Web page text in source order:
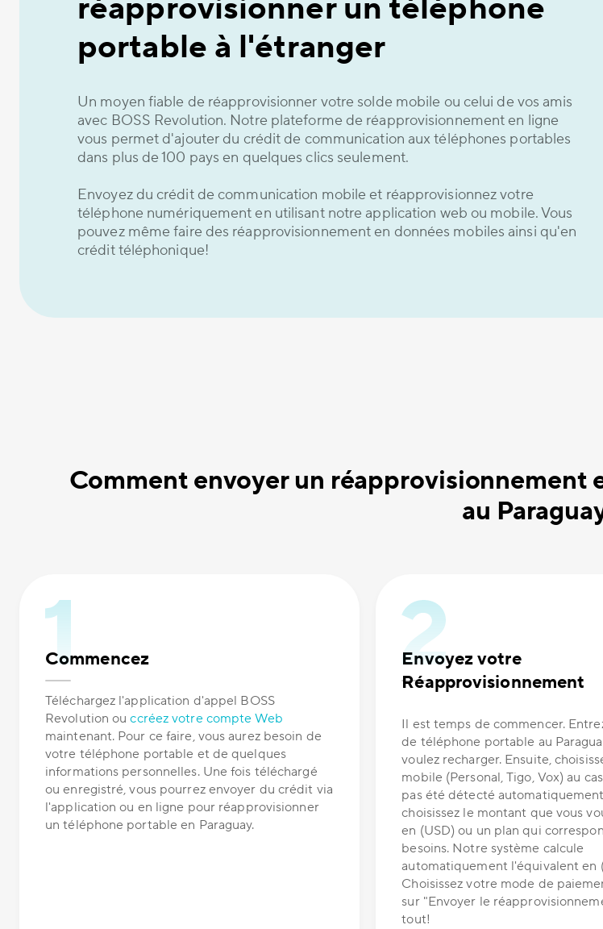
réapprovisionner un téléphone
portable à l'étranger
Un moyen fiable de réapprovisionner votre solde mobile ou celui de vos amis
avec BOSS Revolution. Notre plateforme de réapprovisionnement en ligne
vous permet d'ajouter du crédit de communication aux téléphones portables
dans plus de 100 pays en quelques clics seulement.
Envoyez du crédit de communication mobile et réapprovisionnez votre
téléphone numériquement en utilisant notre application web ou mobile. Vous
pouvez même faire des réapprovisionnement en données mobiles ainsi qu'en
crédit téléphonique!
Comment envoyer un
au
Commencez
Téléchargez l'application d'appel BOSS
Revolution ouccréez votre compte Web
maintenant. Pour ce faire, vous aurez besoin de
votre téléphone portable et de quelques
informations personnelles. Une fois téléchargé
ou enregistré, vous pourrez envoyer du crédit via
l'application ou en ligne pour réapprovisionner
un téléphone portable en Paraguay.
Envoyez votre
Réapprovisionnement
Il est temps de commencer.
de téléphone portable au
voulez recharger. Ensuite,
mobile (Personal, Tigo, Vox) au
pas été détecté
choisissez le montant que vous
en (USD) ou un plan qui
besoins. Notre système calcule
automatiquement l'équivalent en
Choisissez votre mode de
sur "Envoyer le
tout!